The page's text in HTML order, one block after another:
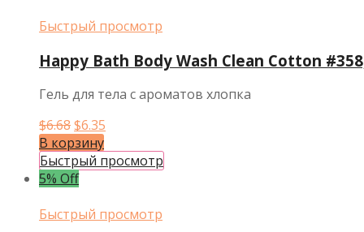
Быстрый просмотр
Happy Bath Body Wash Clean Cotton
Гель для тела с ароматов хлопка
$6.68Первоначальная
цена
составляла
$6.68.
$6.35
$6.35.
В корзину
Быстрый просмотр
5% Off
Быстрый просмотр